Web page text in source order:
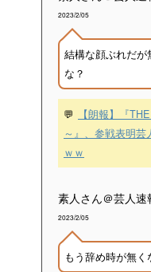
2023/2/05
結構な顔ぶれだ
な？
💬
【朗報】『
～』、参戦表明芸
ｗｗ
素人さん＠芸人速
2023/2/05
もう辞め時が無く